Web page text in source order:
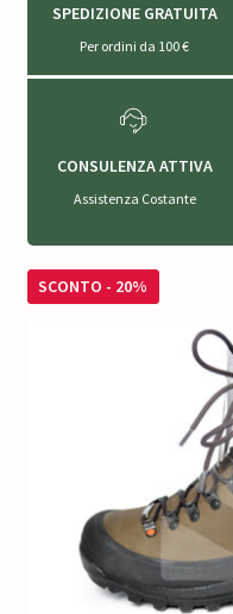
SPEDIZIONE GRATUITA
Per ordini da 100 €
CONSULENZA ATTIVA
Assistenza Costante
SCONTO - 20%